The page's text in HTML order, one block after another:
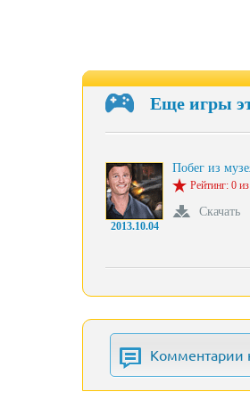
Еще игры
2013.10.04
Побег из
Рейтинг: 0
Скачать
Комментарии